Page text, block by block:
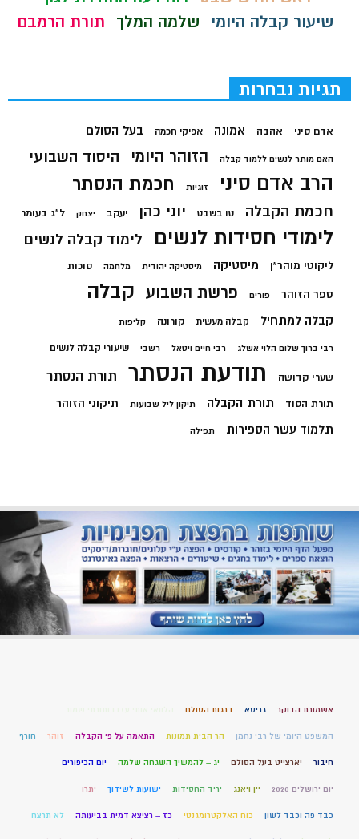
שיעור קבלה היומי
שלמה המלך תורת הרמבם
תגיות נבחרות
אדם סיני אהבה אמונה אפיקי חכמה בעל הסולם
האם מותר לנשים ללמוד קבלה הזוהר היומי היסוד השבועי
הרב אדם סיני זוגיות חכמת הנסתר
חכמת הקבלה טו בשבט יוני כהן יעקב יצחק ל"ג בעומר
לימודי חסידות לנשים לימוד קבלה לנשים
ליקוטי מוהר"ן מיסטיקה מיסטיקה יהודית מלחמה סוכות
ספר הזוהר פורים פרשת השבוע קבלה
קבלה למתחיל קבלה מעשית קורונה קליפות
רבי ברוך שלום הלוי אשלג רבי חיים ויטאל רשבי שיעורי קבלה לנשים
שערי קדושה תודעת הנסתר תורת הנסתר
תורת הסוד תורת הקבלה תיקון ליל שבועות תיקוני הזוהר
תלמוד עשר הספירות תפילה
אשמורת הבוקר גריסא דרגות הסולם
המשפט היומי של רבי נחמן הר הבית תמונות התאמה על פי הקבלה זוהר חורף
חיבור יארצייט בעל הסולם יג – להמשיך השגחה שלמה יום הכיפורים
יום ירושלים 2020 יין ויאנג יריד החסידות ישועות לשידוך יתרו
כבד פה וכבד לשון כוח האלקטרומגנטי כז – רציצא דמית בביעותה לא תרצח